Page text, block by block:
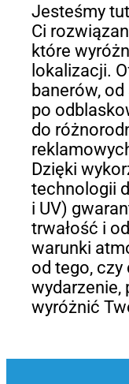
Jesteśmy
Ci
które
lokalizacji.
banerów,
po
do
Dzięki
technologii
i UV)
trwałość i
warunki
od tego,
wydarzenie,
wyróżnić